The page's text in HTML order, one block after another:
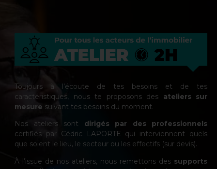
Toujours à l’écoute de tes besoins et de tes
caractéristiques, nous te proposons des ateliers sur
mesure suivant tes besoins du moment.
Nos ateliers sont dirigés par des professionnels
certifiés par Cédric LAPORTE qui interviennent quels
que soient le lieu, le secteur ou les effectifs (sur devis).
À l’issue de nos ateliers, nous remettons des supports